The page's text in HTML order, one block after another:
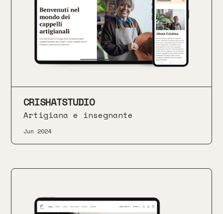
CRISHATSTUDIO
Artigiana e insegnante
Jun 2024